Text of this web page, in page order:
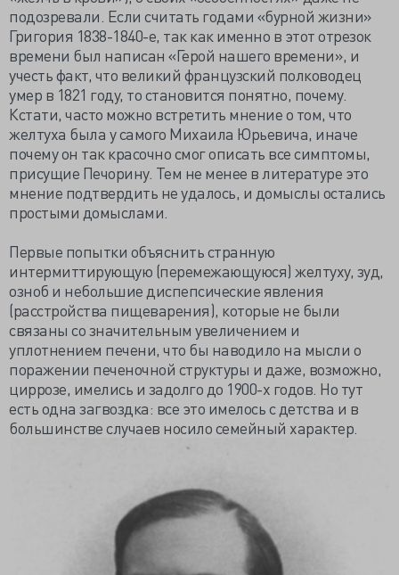
подозревали. Если считать годами «бурной жизни»
Григория 1838-1840-е, так как именно в этот отрезок
времени был написан «Герой нашего времени», и
учесть факт, что великий французский полководец
умер в 1821 году, то становится понятно, почему.
Кстати, часто можно встретить мнение о том, что
желтуха была у самого Михаила Юрьевича, иначе
почему он так красочно смог описать все симптомы,
присущие Печорину. Тем не менее в литературе это
мнение подтвердить не удалось, и домыслы остались
простыми домыслами.
Первые попытки объяснить странную
интермиттирующую (перемежающуюся) желтуху, зуд,
озноб и небольшие диспепсические явления
(расстройства пищеварения), которые не были
связаны со значительным увеличением и
уплотнением печени, что бы наводило на мысли о
поражении печеночной структуры и даже, возможно,
циррозе, имелись и задолго до 1900-х годов. Но тут
есть одна загвоздка: все это имелось с детства и в
большинстве случаев носило семейный характер.